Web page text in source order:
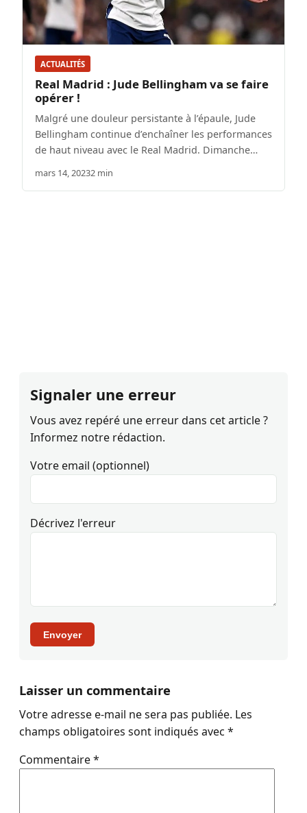
ACTUALITÉS
Real Madrid : Jude Bellingham va se faire
opérer !
Malgré une douleur persistante à l’épaule, Jude
Bellingham continue d’enchaîner les performances
de haut niveau avec le Real Madrid. Dimanche…
mars 14, 20232 min
Signaler une erreur
Vous avez repéré une erreur dans cet article ?
Informez notre rédaction.
Votre email (optionnel)
Décrivez l'erreur
Envoyer
Laisser un commentaire
Votre adresse e-mail ne sera pas publiée. Les
champs obligatoires sont indiqués avec *
Commentaire*